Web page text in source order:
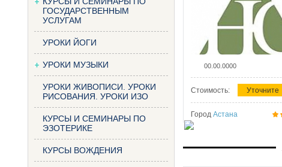
ГОСУДАРСТВЕННЫМ
УСЛУГАМ
УРОКИ ЙОГИ
УРОКИ МУЗЫКИ
УРОКИ ЖИВОПИСИ. УРОКИ
РИСОВАНИЯ. УРОКИ ИЗО
КУРСЫ И СЕМИНАРЫ ПО
ЭЗОТЕРИКЕ
КУРСЫ ВОЖДЕНИЯ
00.00.0000
Стоимость: Уточните
Город Астана